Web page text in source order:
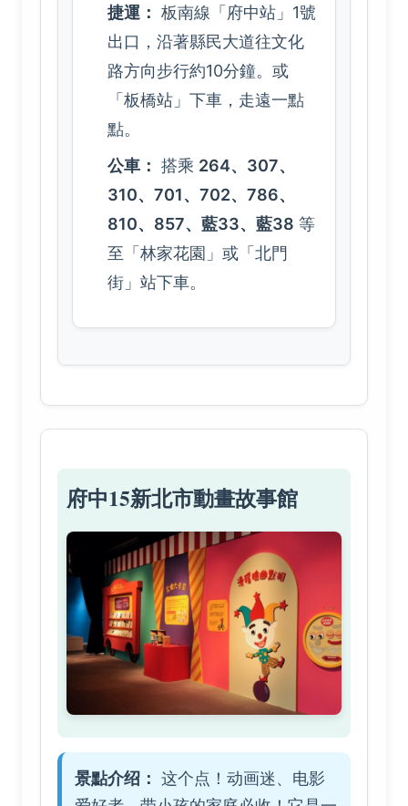
捷運： 板南線「府中站」1號
出口，沿著縣民大道往文化
路方向步行約10分鐘。或
「板橋站」下車，走遠一點
點。
公車： 搭乘 264、307、
310、701、702、786、
810、857、藍33、藍38 等
至「林家花園」或「北門
街」站下車。
府中15新北市動畫故事館
景點介绍： 这个点！动画迷、电影